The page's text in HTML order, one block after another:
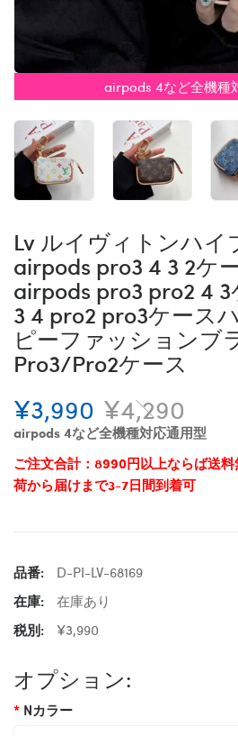
airpods 4など全機種
Lv ルイヴィトンハイ
airpods pro3 4 3 2ケ
airpods pro3 pro2 4
3 4 pro2 pro3ケース
ピーファッションブ
Pro3/Pro2ケース
¥3,990 ¥4,290
airpods 4など全機種対応通用型
ご注文合計：8990円以上ならば送料
荷から届けまで3-7日間到着可
品番:
D-PI-LV-68169
在庫:
在庫あり
税別:
¥3,990
オプション:
Nカラー